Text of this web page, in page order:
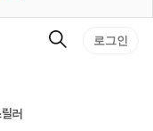
검
로그인
러